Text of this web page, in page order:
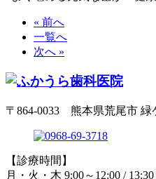
« 前へ
一覧へ
次へ »
〒864-0033 熊本県荒尾市 緑
【診療時間】
月・火・木 9:00～12:00 /